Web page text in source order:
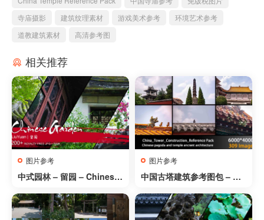
寺庙摄影
建筑纹理素材 游戏美术参考
环境艺术参考
道教建筑素材
高清参考图
相关推荐
图片参考
中式园林 – 留园 – Chinese
图片参考
中国古塔建筑参考图包 – Chi
ference Pack